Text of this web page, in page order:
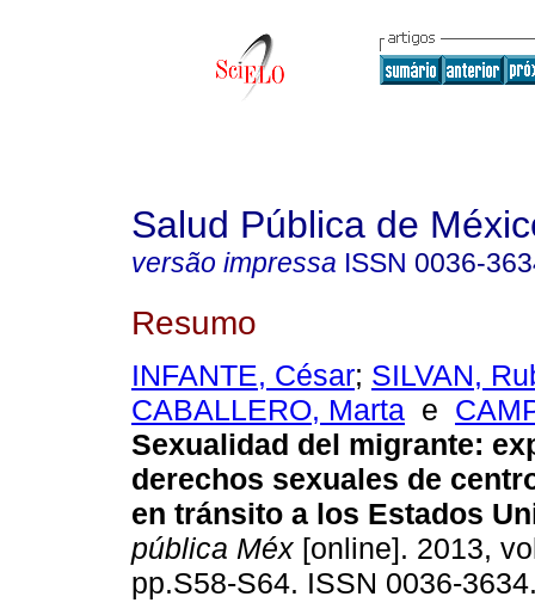
Salud Pública de
versão impressa ISSN 0036-
Resumo
INFANTE, César; SILVAN,
CABALLERO, Marta e
Sexualidad del migrante:
derechos sexuales de
en tránsito a los Estados
pública Méx [online]. 2013,
pp.S58-S64. ISSN 0036-